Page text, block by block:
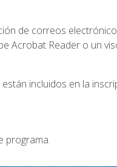
de correos
Acrobat Reader o un
incluidos en la
programa.